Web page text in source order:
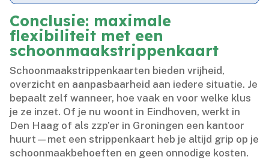
Conclusie: maximale
flexibiliteit met een
schoonmaakstrippenkaart
Schoonmaakstrippenkaarten bieden vrijheid,
overzicht en aanpasbaarheid aan iedere situatie.​ Je
bepaalt zelf wanneer, hoe vaak en voor welke klus
je ze inzet.​ Of je nu woont in Eindhoven, werkt in
Den Haag of als zzp’er in Groningen een kantoor
huurt—met een strippenkaart heb je altijd grip op je
schoonmaakbehoeften en geen onnodige kosten.​